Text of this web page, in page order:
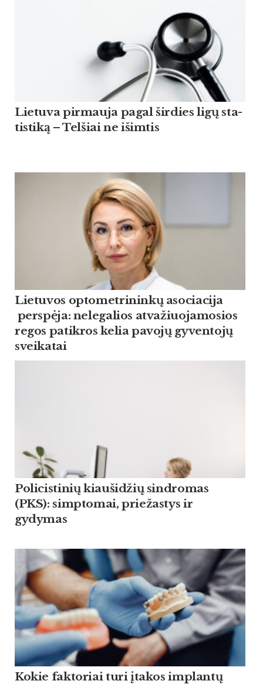
Lie­tu­va pir­mau­ja pagal šir­dies ligų sta­
tis­ti­ką – Tel­šiai ne išim­tis
Lietuvos optometrininkų asociacija
perspėja: nelegalios atvažiuojamosios
regos patikros kelia pavojų gyventojų
sveikatai
Policistinių kiaušidžių sindromas
(PKS): simptomai, priežastys ir
gydymas
Kokie faktoriai turi įtakos implantų